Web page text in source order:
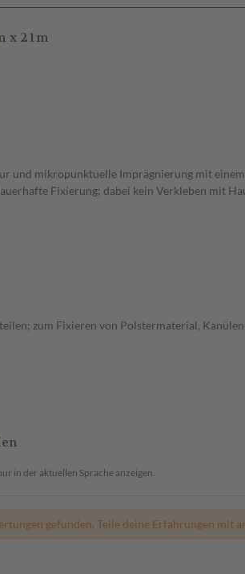
x 21m
mikropunktuelle Imprägnierung mit
Fixierung; dabei kein Verkleben mit
zum Fixieren von Polstermaterial, Kanülen
in der aktuellen Sprache anzeigen.
gefunden. Teile deine Erfahrungen mit